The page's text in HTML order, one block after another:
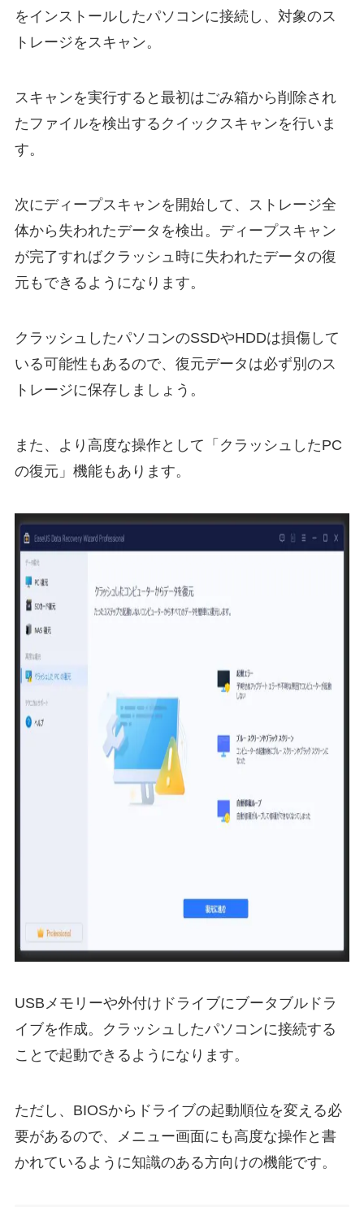
をインストールしたパソコンに接続し、対象のス
トレージをスキャン。
スキャンを実行すると最初はごみ箱から削除され
たファイルを検出するクイックスキャンを行いま
す。
次にディープスキャンを開始して、ストレージ全
体から失われたデータを検出。ディープスキャン
が完了すればクラッシュ時に失われたデータの復
元もできるようになります。
クラッシュしたパソコンのSSDやHDDは損傷して
いる可能性もあるので、復元データは必ず別のス
トレージに保存しましょう。
また、より高度な操作として「クラッシュしたPC
の復元」機能もあります。
USBメモリーや外付けドライブにブータブルドラ
イブを作成。クラッシュしたパソコンに接続する
ことで起動できるようになります。
ただし、BIOSからドライブの起動順位を変える必
要があるので、メニュー画面にも高度な操作と書
かれているように知識のある方向けの機能です。